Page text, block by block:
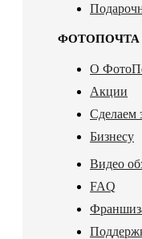
ФОТОПОЧТА
О
Акции
Сделаем
Бизнесу
Видео
FAQ